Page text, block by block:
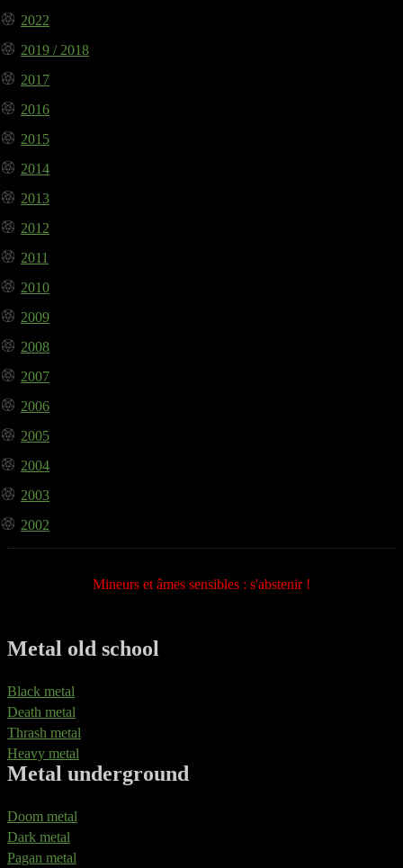
2022
2019 / 2018
2017
2016
2015
2014
2013
2012
2011
2010
2009
2008
2007
2006
2005
2004
2003
2002
Mineurs et âmes sensibles : s'abstenir !
Metal old school
Black metal
Death metal
Thrash metal
Heavy metal
Metal underground
Doom metal
Dark metal
Pagan metal